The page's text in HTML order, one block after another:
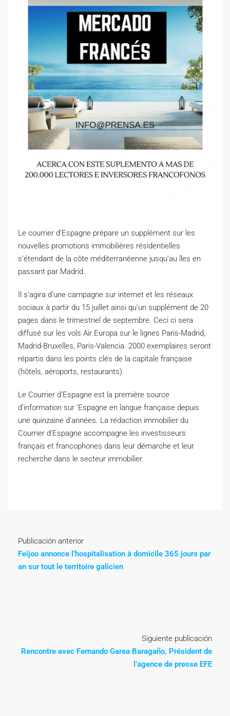
Le courrier d’Espagne prépare un supplément sur les
nouvelles promotions immobilières résidentielles
s’étendant de la côte méditerranéenne jusqu’au îles en
passant par Madrid.
I l s’agira d’une campagne sur internet et les réseaux
sociaux à partir du 15 juillet ainsi qu’un supplément de 20
pages dans le trimestriel de septembre. Ceci ci sera
diffusé sur les vols Air Europa sur le lignes Paris-Madrid,
Madrid-Bruxelles, Paris-Valencia. 2000 exemplaires seront
répartis dans les points clés de la capitale française
(hôtels, aéroports, restaurants).
Le Courrier d’Espagne est la première source
d’information sur ‘Espagne en langue française depuis
une quinzaine d’années. La rédaction immobilier du
Courrier d’Espagne accompagne les investisseurs
français et francophones dans leur démarche et leur
recherche dans le secteur immobilier.
Publicación anterior
Feijoo annonce l’hospitalisation à domicile 365 jours par
an sur tout le territoire galicien
Siguiente publicación
Rencontre avec Fernando Garea Baragaño, Président de
l’agence de presse EFE